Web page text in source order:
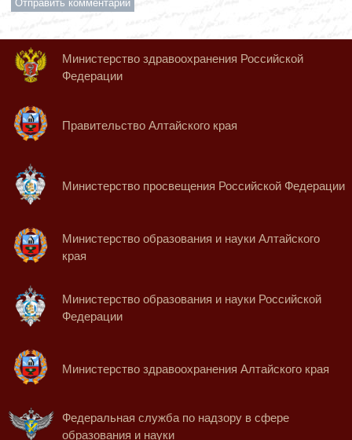
Министерство здравоохранения Российской
Федерации
Правительство Алтайского края
Министерство просвещения Российской Федерации
Министерство образования и науки Алтайского
края
Министерство образования и науки Российской
Федерации
Министерство здравоохранения Алтайского края
Федеральная служба по надзору в сфере
образования и науки